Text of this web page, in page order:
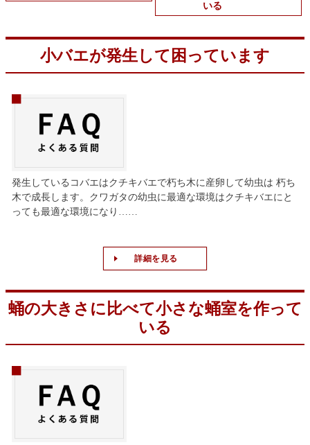
いる
小バエが発生して困っています
発生しているコバエはクチキバエで朽ち木に産卵して幼虫は 朽ち
木で成長します。クワガタの幼虫に最適な環境はクチキバエにと
っても最適な環境になり……
詳細を見る
蛹の大きさに比べて小さな蛹室を作って
いる